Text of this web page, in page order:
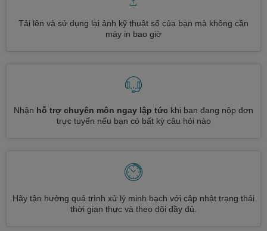
Tải lên và sử dụng lại ảnh kỹ thuật số của bạn mà không cần
máy in bao giờ
Nhận hỗ trợ chuyên môn ngay lập tức khi bạn đang nộp đơn
trực tuyến nếu bạn có bất kỳ câu hỏi nào
Hãy tận hưởng quá trình xử lý minh bạch với cập nhật trạng thái
thời gian thực và theo dõi đầy đủ.